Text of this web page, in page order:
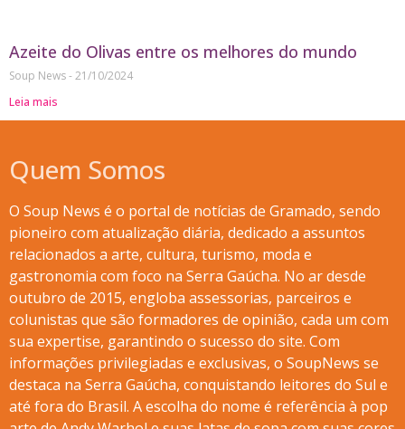
Azeite do Olivas entre os melhores do mundo
Soup News 21/10/2024
Leia mais
Quem Somos
O Soup News é o portal de notícias de Gramado, sendo
pioneiro com atualização diária, dedicado a assuntos
relacionados a arte, cultura, turismo, moda e
gastronomia com foco na Serra Gaúcha. No ar desde
outubro de 2015, engloba assessorias, parceiros e
colunistas que são formadores de opinião, cada um com
sua expertise, garantindo o sucesso do site. Com
informações privilegiadas e exclusivas, o SoupNews se
destaca na Serra Gaúcha, conquistando leitores do Sul e
até fora do Brasil. A escolha do nome é referência à pop